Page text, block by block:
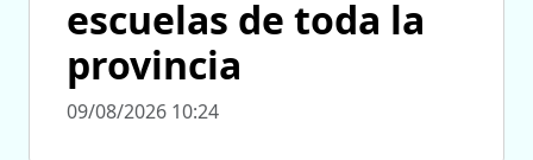
escuelas de toda la
provincia
09/08/2026 10:24